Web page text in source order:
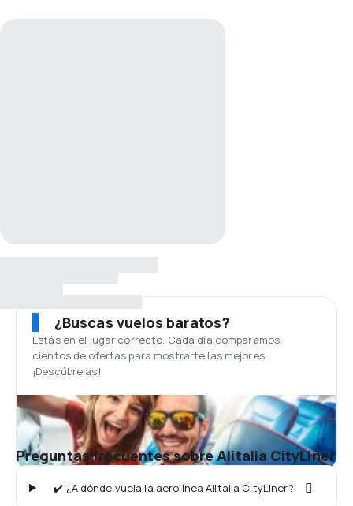
¿Buscas vuelos baratos?
Estás en el lugar correcto. Cada día comparamos
cientos de ofertas para mostrarte las mejores.
¡Descúbrelas!
Preguntas frecuentes sobre Alitalia CityLiner
✔️ ¿A dónde vuela la aerolínea Alitalia CityLiner?